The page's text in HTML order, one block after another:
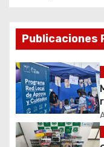
g
a
c
i
Publicaciones